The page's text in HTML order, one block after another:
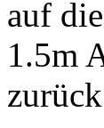
auf
1.5m